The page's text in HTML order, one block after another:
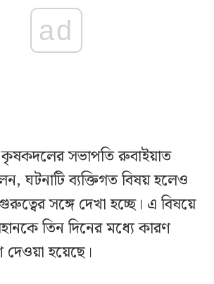
ad
সভাপতি রুবাইয়াত
ঘটনাটি ব্যক্তিগত বিষয় হলেও
সঙ্গে দেখা হচ্ছে। এ বিষয়ে
তিন দিনের মধ্যে কারণ
দেওয়া হয়েছে।